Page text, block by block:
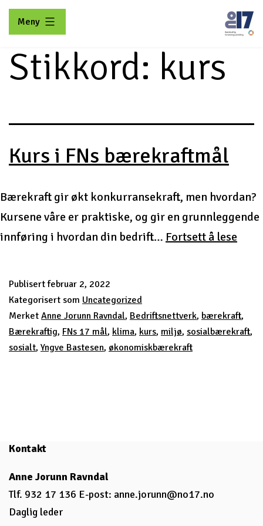
Gå
Meny
Stikkord: kurs
Kurs i FNs bærekraftmål
Bærekraft gir økt konkurransekraft, men hvordan?
Kursene våre er praktiske, og gir en grunnleggende
innføring i hvordan din bedrift… Fortsett å leseKurs
Publisertfebruar 2, 2022
Kategorisert som Uncategorized
Merket Anne Jorunn Ravndal, Bedriftsnettverk, bærekraft,
Bærekraftig, FNs 17 mål, klima, kurs, miljø, sosialbærekraft,
sosialt, Yngve Bastesen, økonomiskbærekraft
Kontakt
Anne Jorunn Ravndal
Tlf. 932 17 136 E-post: anne.jorunn@no17.no
Daglig leder